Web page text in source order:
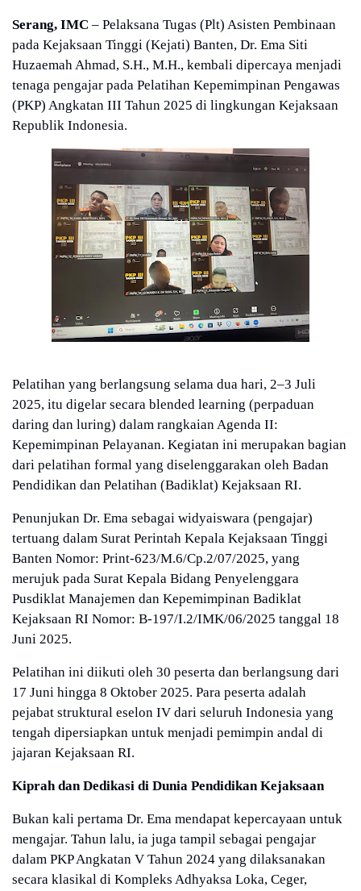
Serang, IMC – Pelaksana Tugas (Plt) Asisten Pembinaan
pada Kejaksaan Tinggi (Kejati) Banten, Dr. Ema Siti
Huzaemah Ahmad, S.H., M.H., kembali dipercaya menjadi
tenaga pengajar pada Pelatihan Kepemimpinan Pengawas
(PKP) Angkatan III Tahun 2025 di lingkungan Kejaksaan
Republik Indonesia.
Pelatihan yang berlangsung selama dua hari, 2–3 Juli
2025, itu digelar secara blended learning (perpaduan
daring dan luring) dalam rangkaian Agenda II:
Kepemimpinan Pelayanan. Kegiatan ini merupakan bagian
dari pelatihan formal yang diselenggarakan oleh Badan
Pendidikan dan Pelatihan (Badiklat) Kejaksaan RI.
Penunjukan Dr. Ema sebagai widyaiswara (pengajar)
tertuang dalam Surat Perintah Kepala Kejaksaan Tinggi
Banten Nomor: Print-623/M.6/Cp.2/07/2025, yang
merujuk pada Surat Kepala Bidang Penyelenggara
Pusdiklat Manajemen dan Kepemimpinan Badiklat
Kejaksaan RI Nomor: B-197/I.2/IMK/06/2025 tanggal 18
Juni 2025.
Pelatihan ini diikuti oleh 30 peserta dan berlangsung dari
17 Juni hingga 8 Oktober 2025. Para peserta adalah
pejabat struktural eselon IV dari seluruh Indonesia yang
tengah dipersiapkan untuk menjadi pemimpin andal di
jajaran Kejaksaan RI.
Kiprah dan Dedikasi di Dunia Pendidikan Kejaksaan
Bukan kali pertama Dr. Ema mendapat kepercayaan untuk
mengajar. Tahun lalu, ia juga tampil sebagai pengajar
dalam PKP Angkatan V Tahun 2024 yang dilaksanakan
secara klasikal di Kompleks Adhyaksa Loka, Ceger,